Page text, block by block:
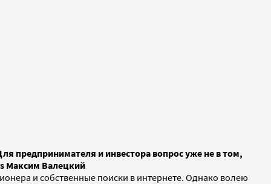
предпринимателя и инвестора вопрос уже не в том,
Максим Валецкий
и собственные поиски в интернете. Однако волею